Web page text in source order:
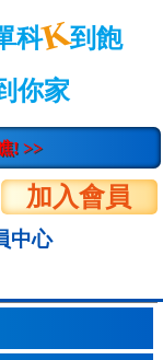
科K到飽
你家
! >>
加入會員
中心